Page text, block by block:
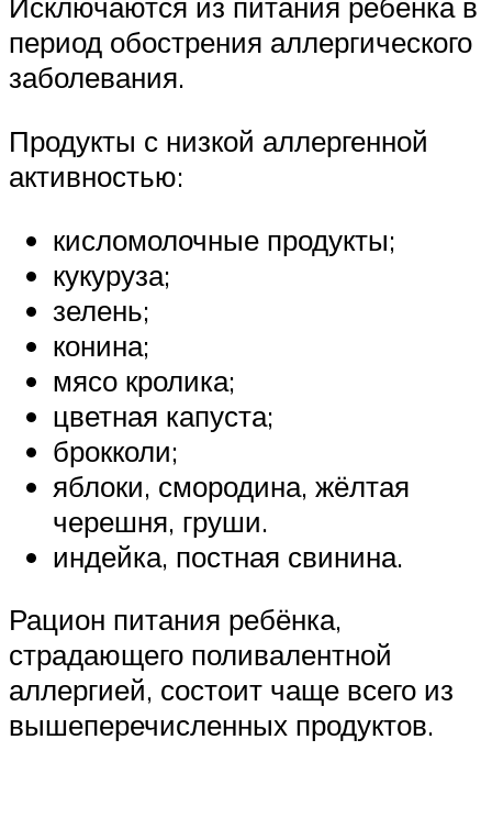
Исключаются из питания ребёнка в
период обострения аллергического
заболевания.
Продукты с низкой аллергенной
активностью:
кисломолочные продукты;
кукуруза;
зелень;
конина;
мясо кролика;
цветная капуста;
брокколи;
яблоки, смородина, жёлтая
черешня, груши.
индейка, постная свинина.
Рацион питания ребёнка,
страдающего поливалентной
аллергией, состоит чаще всего из
вышеперечисленных продуктов.